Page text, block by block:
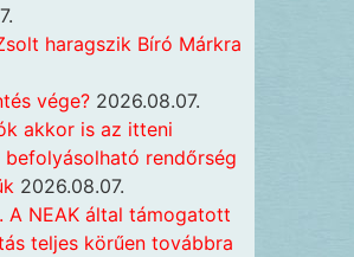
haragszik Bíró Márkra
vége? 2026.08.07.
akkor is az itteni
rendőrség
2026.08.07.
A NEAK által támogatott
teljes körűen továbbra